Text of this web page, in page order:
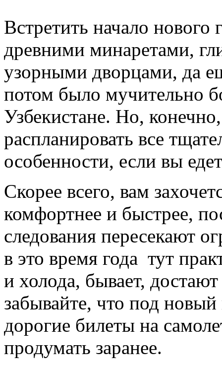
Встретить начало
древними минаретами,
узорными дворцами, да
потом было мучительно
Узбекистане. Но,
распланировать все
особенности, если вы
Скорее всего, вам
комфортнее и быстрее,
следования пересекают
в это время года тут
и холода, бывает,
забывайте, что под
дорогие билеты на
продумать заранее.